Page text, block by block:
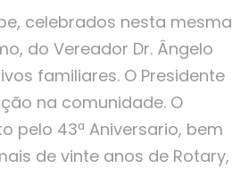
celebrados nesta mesma
do Vereador Dr. Ângelo
familiares. O Presidente
na comunidade. O
pelo 43ª Aniversario, bem
de vinte anos de Rotary,